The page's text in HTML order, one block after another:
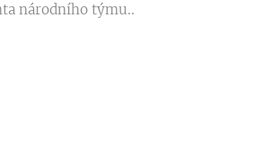
národního týmu..